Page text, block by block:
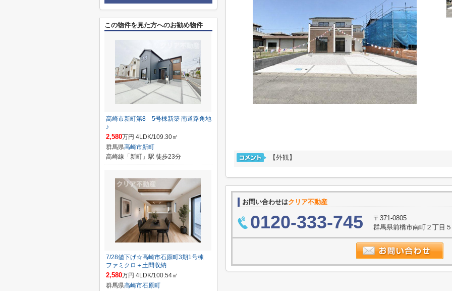
【外観】
お問い合わせはクリア不動産
0120-333-745
〒371-0805
群馬県前橋市南町２丁目
この物件を見た方へのお勧め物件
高崎市新町第8 5号棟新築 南道路角地
♪
2,580万円 4LDK/109.30㎡
群馬県高崎市新町
高崎線「新町」駅 徒歩23分
7/28値下げ☆高崎市石原町3期1号棟
ファミクロ＋土間収納
2,580万円 4LDK/100.54㎡
群馬県高崎市石原町